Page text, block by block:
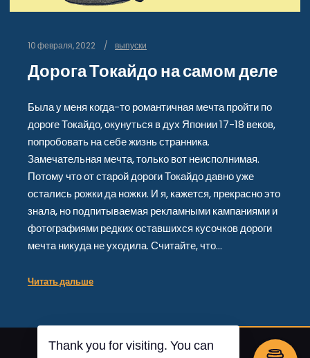
10 февраля, 2022 выпуски
Дорога Токайдо на самом деле
Была у меня когда-то романтичная мечта пройти по
дороге Токайдо, окунуться в дух Японии 17-18 веков,
попробовать на себе жизнь странника.
Замечательная мечта, только вот неисполнимая.
Потому что от старой дороги Токайдо давно уже
остались рожки да ножки. И я, кажется, прекрасно это
знала, но подпитываемая рекламными кампаниями и
фотографиями редких оставшихся кусочков дороги
мечта никуда не уходила. Считайте, что…
Читать дальше
Thank you for visiting. You can